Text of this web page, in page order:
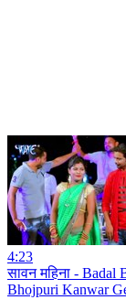
4:23
सावन महिना -
Bhojpuri Kanwar